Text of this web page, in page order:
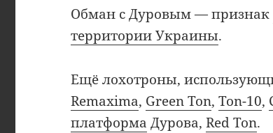
Обман с Дуровым — признак
территории Украины.
Ещё лохотроны,
Remaxima, Green Ton,Ton-10,
платформа Дурова,Red Ton.